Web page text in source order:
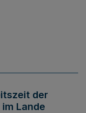
der
Lande